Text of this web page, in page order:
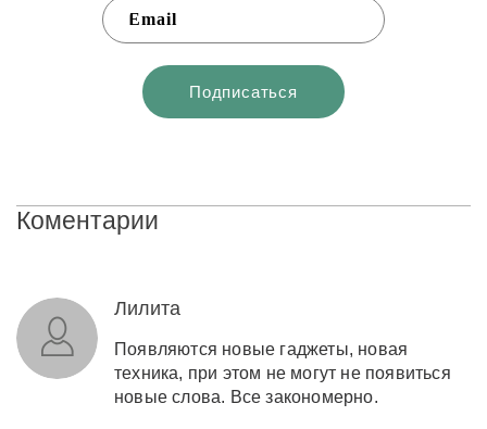
Коментарии
Лилита
Появляются новые гаджеты, новая
техника, при этом не могут не появиться
новые слова. Все закономерно.